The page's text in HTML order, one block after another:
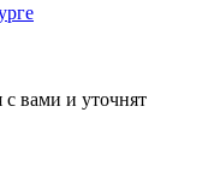
вами и уточнят